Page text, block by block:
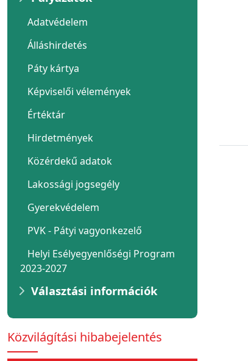
Adatvédelem
Álláshirdetés
Páty kártya
Képviselői vélemények
Értéktár
Hirdetmények
Közérdekű adatok
Lakossági jogsegély
Gyerekvédelem
PVK - Pátyi vagyonkezelő
Helyi Esélyegyenlőségi Program
2023-2027
Választási információk
Közvilágítási hibabejelentés